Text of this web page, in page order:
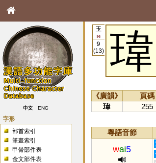
中文 ENG
字形
部首索引
筆畫索引
甲骨部件表
金文部件表
玉
96
9
(13)
瑋
《廣韻》 頁碼
瑋
255
粵語音節
wai5